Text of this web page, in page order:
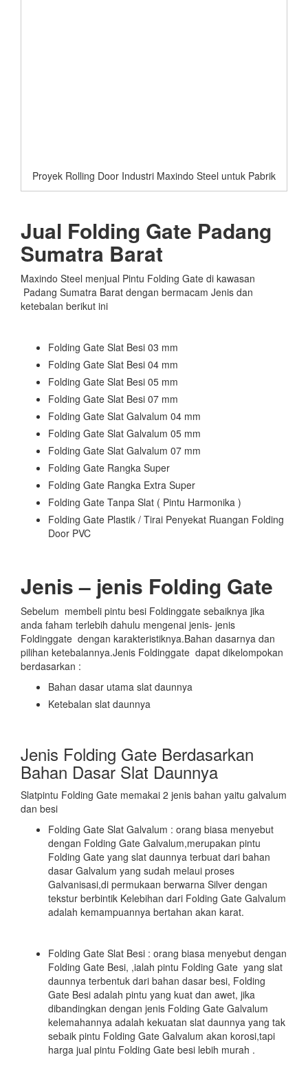
Proyek Rolling Door Industri Maxindo Steel untuk Pabrik
Jual Folding Gate Padang
Sumatra Barat
Maxindo Steel menjual Pintu Folding Gate di kawasan
Padang Sumatra Barat dengan bermacam Jenis dan
ketebalan berikut ini
Folding Gate Slat Besi 03 mm
Folding Gate Slat Besi 04 mm
Folding Gate Slat Besi 05 mm
Folding Gate Slat Besi 07 mm
Folding Gate Slat Galvalum 04 mm
Folding Gate Slat Galvalum 05 mm
Folding Gate Slat Galvalum 07 mm
Folding Gate Rangka Super
Folding Gate Rangka Extra Super
Folding Gate Tanpa Slat ( Pintu Harmonika )
Folding Gate Plastik / Tirai Penyekat Ruangan Folding
Door PVC
Jenis – jenis Folding Gate
Sebelum membeli pintu besi Foldinggate sebaiknya jika
anda faham terlebih dahulu mengenai jenis- jenis
Foldinggate dengan karakteristiknya.Bahan dasarnya dan
pilihan ketebalannya.Jenis Foldinggate dapat dikelompokan
berdasarkan :
Bahan dasar utama slat daunnya
Ketebalan slat daunnya
Jenis Folding Gate Berdasarkan
Bahan Dasar Slat Daunnya
Slatpintu Folding Gate memakai 2 jenis bahan yaitu galvalum
dan besi
Folding Gate Slat Galvalum : orang biasa menyebut
dengan Folding Gate Galvalum,merupakan pintu
Folding Gate yang slat daunnya terbuat dari bahan
dasar Galvalum yang sudah melaui proses
Galvanisasi,di permukaan berwarna Silver dengan
tekstur berbintik Kelebihan dari Folding Gate Galvalum
adalah kemampuannya bertahan akan karat.
Folding Gate Slat Besi : orang biasa menyebut dengan
Folding Gate Besi, ,ialah pintu Folding Gate yang slat
daunnya terbentuk dari bahan dasar besi, Folding
Gate Besi adalah pintu yang kuat dan awet, jika
dibandingkan dengan jenis Folding Gate Galvalum
kelemahannya adalah kekuatan slat daunnya yang tak
sebaik pintu Folding Gate Galvalum akan korosi,tapi
harga jual pintu Folding Gate besi lebih murah .